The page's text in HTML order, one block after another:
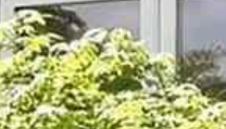












































